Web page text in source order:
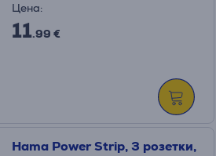
Цена:
11.99 €
Hama Power Strip, 3 розетки,